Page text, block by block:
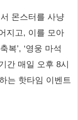
몬스터를 사냥
지고, 이를 모아
복’, ‘영웅 마석
간 매일 오후 8시
는 핫타임 이벤트